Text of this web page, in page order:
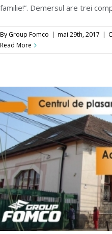
Zero toleranță față
familie!”. Demersul are trei
By Group Fomco | mai 29th, 2017 |
Read More